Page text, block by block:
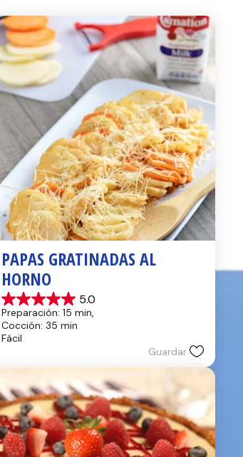
PAPAS GRATINADAS AL
HORNO
5.0
5.0
de
5
estrellas.
reseñas
Preparación: 15 min,
Cocción: 35 min
Fácil
Guardar